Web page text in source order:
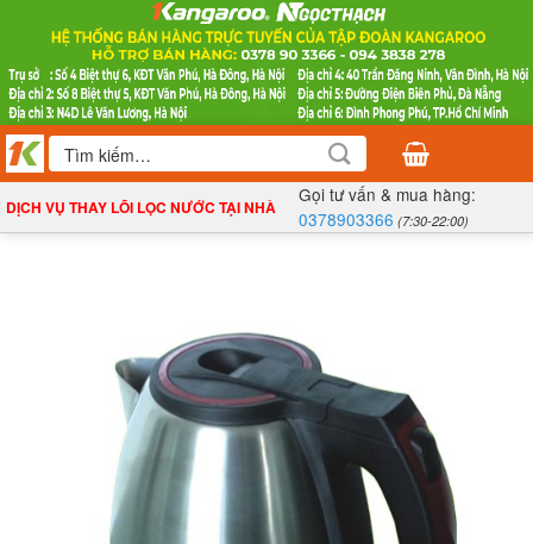
nội
dung
Tìm
kiếm:
DỊCH VỤ THAY LÕI LỌC NƯỚC TẠI NHÀ
Gọi tư vấn & mua hàng:
0378903366 (7:30-22:00)